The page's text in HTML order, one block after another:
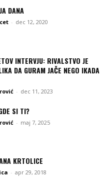
DANA
- dec 12, 2020
INTERVJU: RIVALSTVO JE
DA GURAM JAČE NEGO IKADA
- dec 11, 2023
SI TI?
- maj 7, 2025
KRTOLICE
- apr 29, 2018